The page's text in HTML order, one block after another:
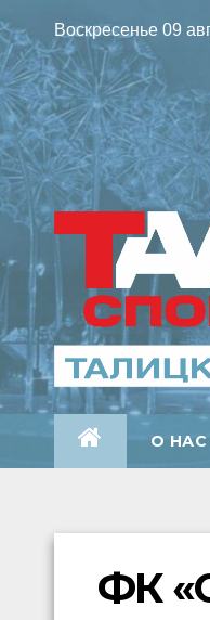
к
содержимому
Воскресенье 09
О НАС
ФК